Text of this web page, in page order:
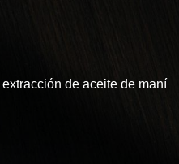
de aceite de maní